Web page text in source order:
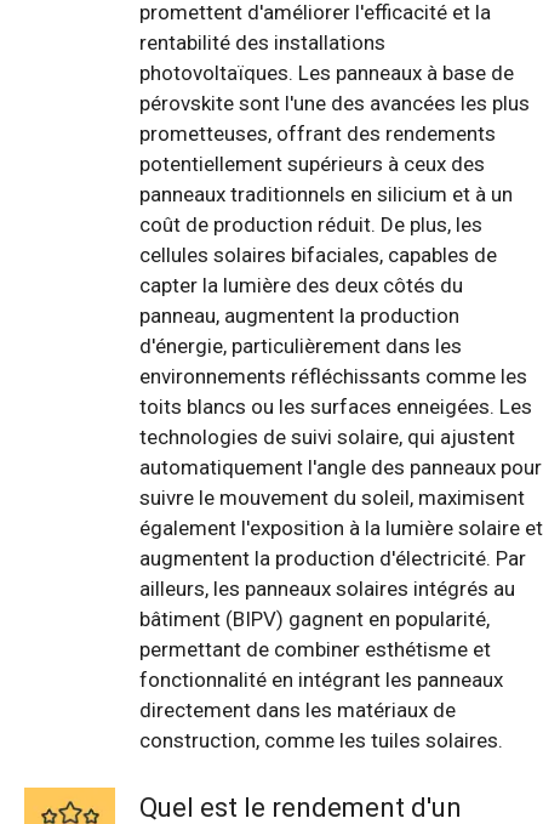
promettent d'améliorer l'efficacité et la
rentabilité des installations
photovoltaïques. Les panneaux à base de
pérovskite sont l'une des avancées les plus
prometteuses, offrant des rendements
potentiellement supérieurs à ceux des
panneaux traditionnels en silicium et à un
coût de production réduit. De plus, les
cellules solaires bifaciales, capables de
capter la lumière des deux côtés du
panneau, augmentent la production
d'énergie, particulièrement dans les
environnements réfléchissants comme les
toits blancs ou les surfaces enneigées. Les
technologies de suivi solaire, qui ajustent
automatiquement l'angle des panneaux pour
suivre le mouvement du soleil, maximisent
également l'exposition à la lumière solaire et
augmentent la production d'électricité. Par
ailleurs, les panneaux solaires intégrés au
bâtiment (BIPV) gagnent en popularité,
permettant de combiner esthétisme et
fonctionnalité en intégrant les panneaux
directement dans les matériaux de
construction, comme les tuiles solaires.
Quel est le rendement d'un